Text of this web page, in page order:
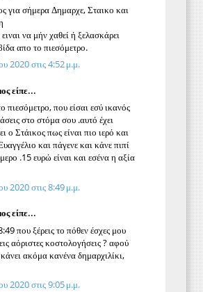
για σήμερα Δημαρχε, Σταικο και
να μήν χαθεί ή ξελασκάρει
απο το πιεσόμετρο.
2020 στις 4:52 μ.μ.
είπε...
πιεσόμετρο, που είσαι εσύ ικανός
στο στόμα σου .αυτό έχει
ο Στάικος πως είναι πιο ιερό και
και πάγενε και κάνε πιπί
.15 ευρώ είναι και εσένα η αξία
2020 στις 8:49 μ.μ.
είπε...
που ξέρεις το πόθεν έσχες μου
αόριστες κοστολογήσεις ? αφού
ακόμα κανένα δημαρχιλίκι,
2020 στις 9:05 μ.μ.